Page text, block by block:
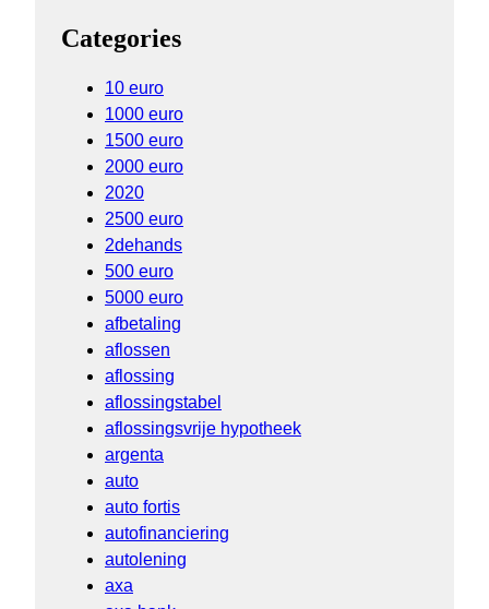
Categories
10 euro
1000 euro
1500 euro
2000 euro
2020
2500 euro
2dehands
500 euro
5000 euro
afbetaling
aflossen
aflossing
aflossingstabel
aflossingsvrije hypotheek
argenta
auto
auto fortis
autofinanciering
autolening
axa